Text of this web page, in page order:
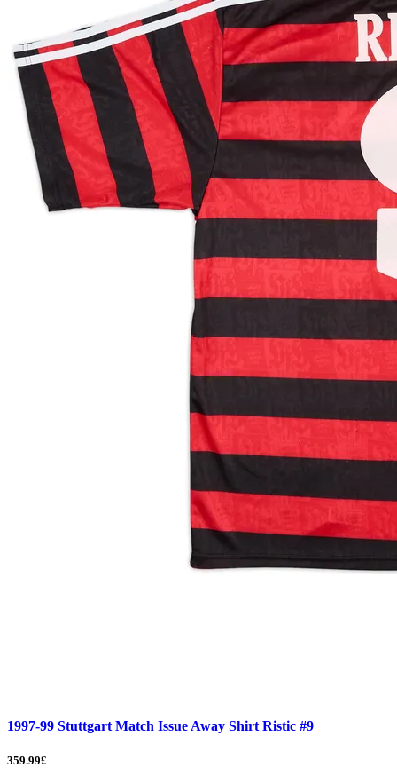
1997-99 Stuttgart Match Issue Away Shirt Ristic #9
359.99£